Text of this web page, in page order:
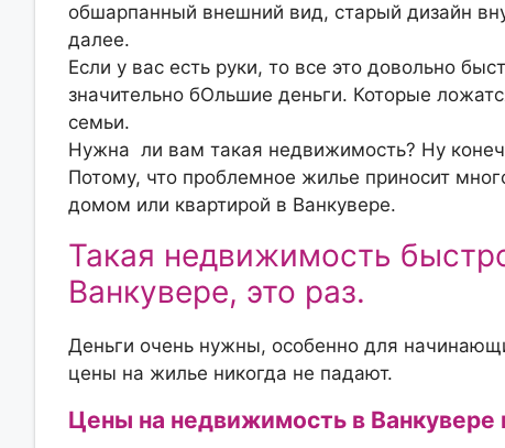
обшарпанный внешний вид, старый дизайн
далее.
Если у вас есть руки, то все это довольно
значительно бОльшие деньги. Которые
семьи.
Нужна ли вам такая недвижимость? Ну
Потому, что проблемное жилье приносит
домом или квартирой в Ванкувере.
Такая недвижимость
Ванкувере, это раз.
Деньги очень нужны, особенно для
цены на жилье никогда не падают.
Цены на недвижимость в Ванкувере